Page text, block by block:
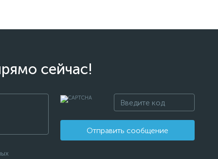
сейчас!
Отправить сообщение